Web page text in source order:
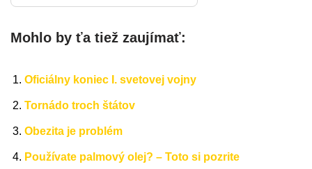
Mohlo by ťa tiež zaujímať:
Oficiálny koniec I. svetovej vojny
Tornádo troch štátov
Obezita je problém
Používate palmový olej? – Toto si pozrite